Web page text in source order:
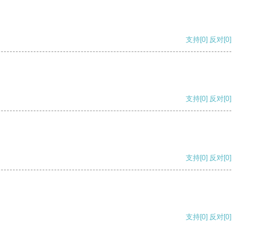
支持[0] 反对[0]
支持[0] 反对[0]
支持[0] 反对[0]
支持[0] 反对[0]